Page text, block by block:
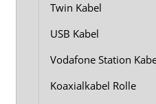
Twin Kabel
USB Kabel
Vodafone Station
Koaxialkabel Rolle